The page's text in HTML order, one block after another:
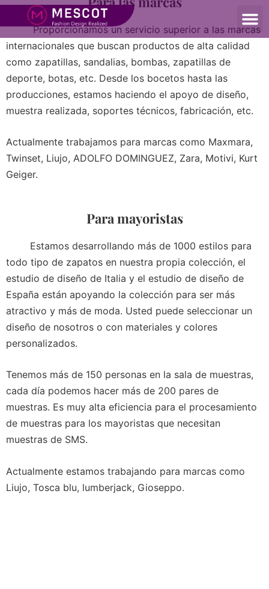
Proporcionamos un servicio superior a las marcas
internacionales que buscan productos de alta calidad
como zapatillas, sandalias, bombas, zapatillas de
deporte, botas, etc. Desde los bocetos hasta las
producciones, estamos haciendo el apoyo de diseño,
muestra realizada, soportes técnicos, fabricación, etc.
Actualmente trabajamos para marcas como Maxmara,
Twinset, Liujo, ADOLFO DOMINGUEZ, Zara, Motivi, Kurt
Geiger.
Para mayoristas
Estamos desarrollando más de 1000 estilos para
todo tipo de zapatos en nuestra propia colección, el
estudio de diseño de Italia y el estudio de diseño de
España están apoyando la colección para ser más
atractivo y más de moda. Usted puede seleccionar un
diseño de nosotros o con materiales y colores
personalizados.
Tenemos más de 150 personas en la sala de muestras,
cada día podemos hacer más de 200 pares de
muestras. Es muy alta eficiencia para el procesamiento
de muestras para los mayoristas que necesitan
muestras de SMS.
Actualmente estamos trabajando para marcas como
Liujo, Tosca blu, lumberjack, Gioseppo.